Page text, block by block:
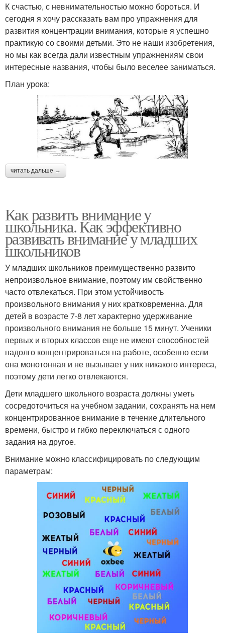
К счастью, с невнимательностью можно бороться. И
сегодня я хочу рассказать вам про упражнения для
развития концентрации внимания, которые я успешно
практикую со своими детьми. Это не наши изобретения,
но мы как всегда дали известным упражнениям свои
интересные названия, чтобы было веселее заниматься.
План урока:
читать дальше →
Как развить внимание у
школьника. Как эффективно
развивать внимание у младших
школьников
У младших школьников преимущественно развито
непроизвольное внимание, поэтому им свойственно
часто отвлекаться. При этом устойчивость
произвольного внимания у них кратковременна. Для
детей в возрасте 7-8 лет характерно удерживание
произвольного внимания не больше 15 минут. Ученики
первых и вторых классов еще не имеют способностей
надолго концентрироваться на работе, особенно если
она монотонная и не вызывает у них никакого интереса,
поэтому дети легко отвлекаются.
Дети младшего школьного возраста должны уметь
сосредоточиться на учебном задании, сохранять на нем
концентрированное внимание в течение длительного
времени, быстро и гибко переключаться с одного
задания на другое.
Внимание можно классифицировать по следующим
параметрам: